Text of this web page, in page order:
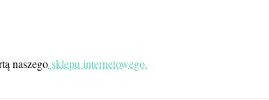
naszego sklepu internetowego.